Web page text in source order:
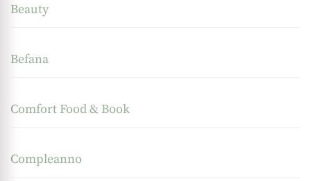
Beauty
Befana
Comfort Food & Book
Compleanno